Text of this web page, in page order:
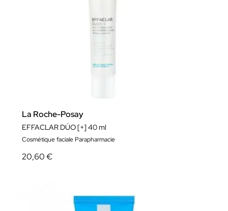
La Roche-Posay
EFFACLAR DÚO [+] 40 ml
Cosmétique faciale Parapharmacie
20,60 €